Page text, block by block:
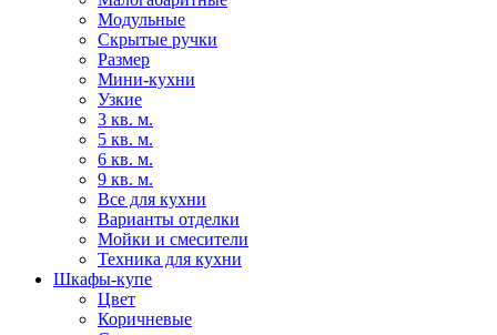
Модульные
Скрытые ручки
Размер
Мини-кухни
Узкие
3 кв. м.
5 кв. м.
6 кв. м.
9 кв. м.
Все для кухни
Варианты отделки
Мойки и смесители
Техника для кухни
Шкафы-купе
Цвет
Коричневые